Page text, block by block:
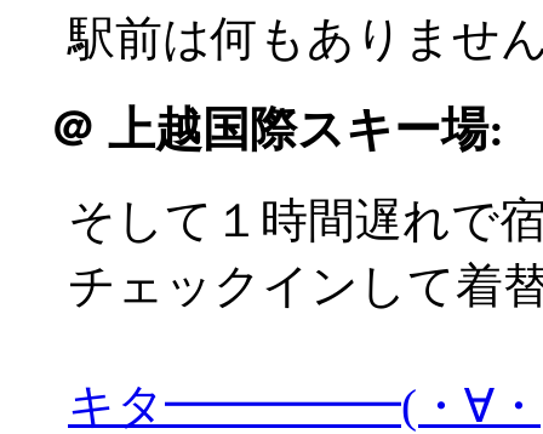
駅前は何もありませ
＠ 上越国際スキー場:
そして１時間遅れで
チェックインして着
キタ━━━━━(・∀